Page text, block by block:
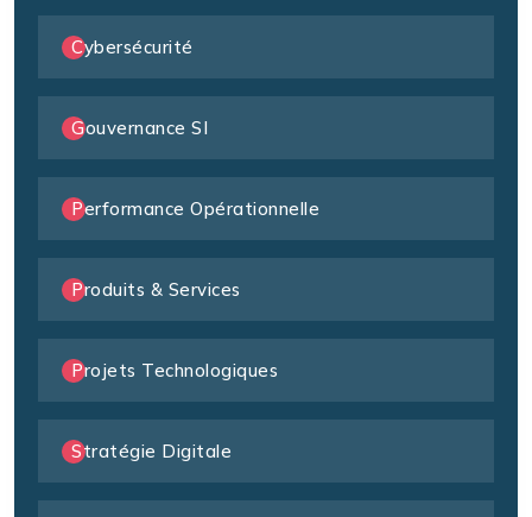
Cybersécurité
Gouvernance SI
Performance Opérationnelle
Produits & Services
Projets Technologiques
Stratégie Digitale